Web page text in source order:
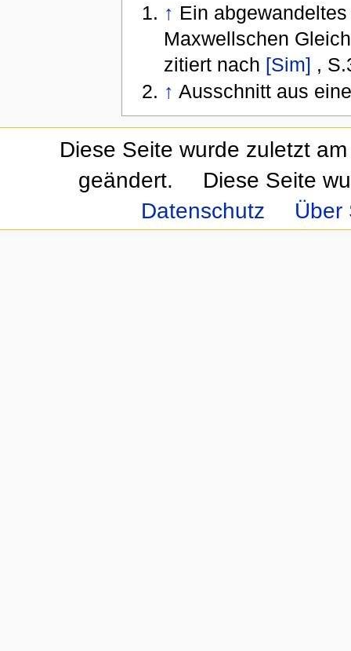
↑ Ein
Maxwellschen
zitiert nach [Sim] ,
↑ Ausschnitt aus
Diese Seite wurde zuletzt
geändert.
Diese Seite
Datenschutz
Über